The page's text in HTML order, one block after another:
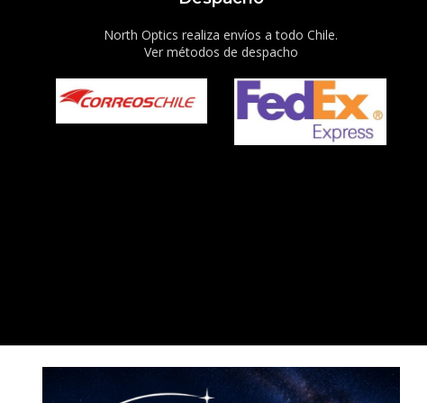
North Optics realiza envíos a todo Chile.
Ver métodos de despacho